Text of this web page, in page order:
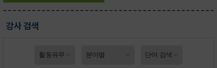
강사 검색